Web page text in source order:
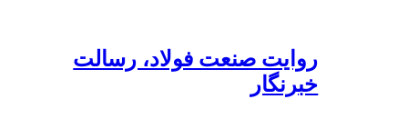
روایت صنعت فولاد،‌ رسالت
خبرنگار